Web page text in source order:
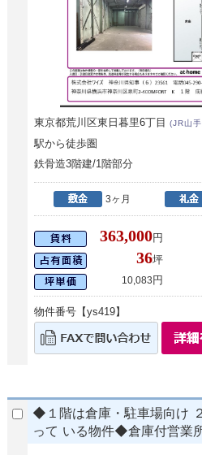
東京都荒川区東日暮里6丁目(JR山
駅から徒歩圏
鉄骨造3階建/1階部分
3ヶ月
363,000円
36坪
10,083 円
物件番号【ys419】
◆１階は倉庫・駐車場向け
って いる物件◆倉庫付営業